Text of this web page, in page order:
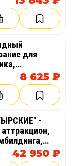
для
8 625 ₽
-
стартов,
42 950 ₽